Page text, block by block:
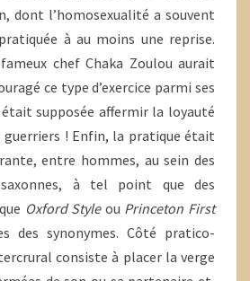
dont l’homosexualité a souvent
à au moins une reprise.
chef Chaka Zoulou aurait
ce type d’exercice parmi ses
supposée affermir la loyauté
! Enfin, la pratique était
entre hommes, au sein des
saxonnes, à tel point que des
Oxford Styleou Princeton First
des synonymes. Côté pratico-
consiste à placer la verge